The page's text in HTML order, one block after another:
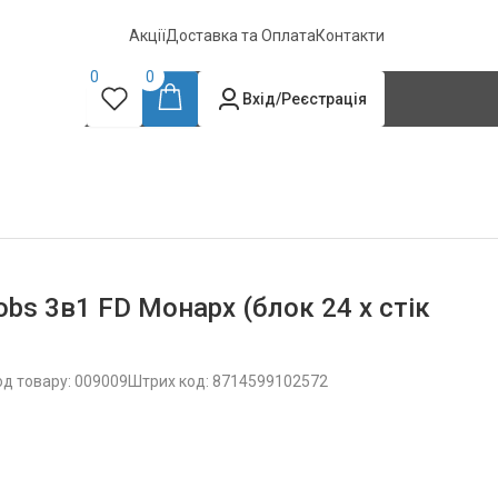
АкціїДоставка та ОплатаКонтакти
0
0
Вхід/Реєстрація
3в1 FD Монарх (блок 24 x стік
товару: 009009 Штрих код: 8714599102572